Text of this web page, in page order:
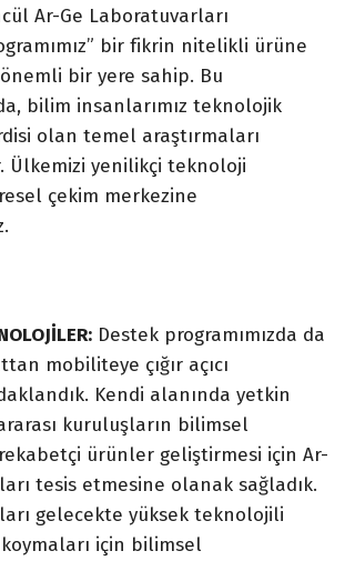
Ar-Ge Laboratuvarları
bir fikrin nitelikli ürüne
bir yere sahip. Bu
bilim insanlarımız teknolojik
olan temel araştırmaları
Ülkemizi yenilikçi teknoloji
çekim merkezine
Destek programımızda da
mobiliteye çığır açıcı
Kendi alanında yetkin
kuruluşların bilimsel
ürünler geliştirmesi için Ar-
tesis etmesine olanak sağladık.
gelecekte yüksek teknolojili
için bilimsel